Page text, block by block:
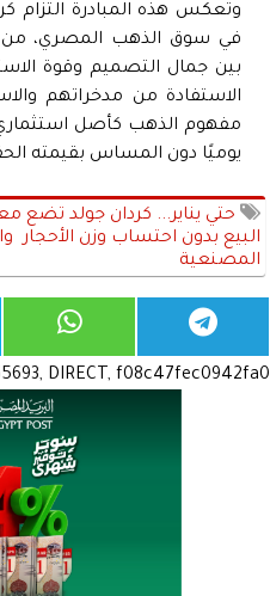
وتعكس هذه المبادرة التزام
في سوق الذهب المصري،
بين جمال التصميم وقوة
الاستفادة من مدخراتهم
مفهوم الذهب كأصل استثماري
يوميًا دون المساس بقيمته
حتي يناير... كردان جولد تضع
البيع بدون احتساب وزن الأحجار
المصنعية
DIRECT, f08c47fec0942fa0